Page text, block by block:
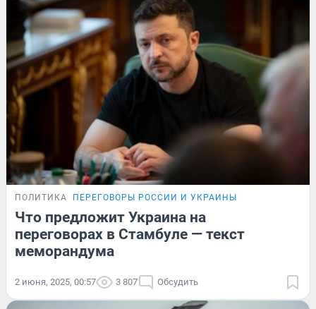
ПОЛИТИКА ПЕРЕГОВОРЫ РОССИИ И УКРАИНЫ
Что предложит Украина на
переговорах в Стамбуле — текст
меморандума
2 июня, 2025, 00:57 3 807 Обсудить